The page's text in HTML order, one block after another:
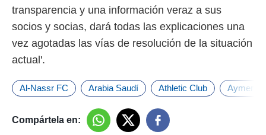
transparencia y una información veraz a sus
socios y socias, dará todas las explicaciones una
vez agotadas las vías de resolución de la situación
actual'.
Al-Nassr FC Arabia Saudí Athletic Club Aymeric
Compártela en: